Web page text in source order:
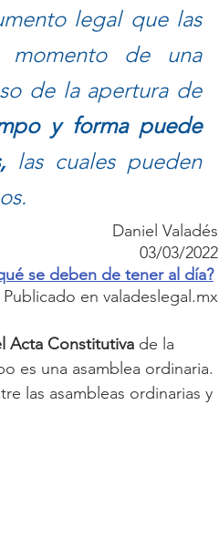
legal que las
momento de una
de la apertura de
y forma puede
las cuales pueden
Daniel Valadés
03/03/2022
se deben de tener al día?
Publicado en valadeslegal.mx
Acta Constitutiva de la
es una asamblea ordinaria.
las asambleas ordinarias y